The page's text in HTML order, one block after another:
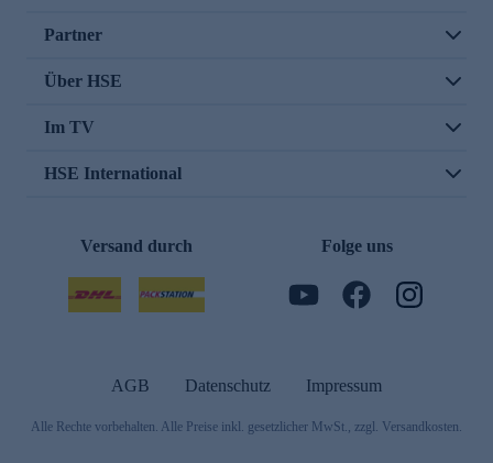
Partner
Über HSE
Im TV
HSE International
Versand durch Folge uns
AGB Datenschutz Impressum
Alle Rechte vorbehalten. Alle Preise inkl. gesetzlicher MwSt., zzgl. Versandkosten.